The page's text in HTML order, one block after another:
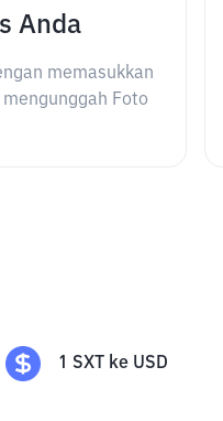
Anda
memasukkan
Foto
1 SXT ke USD